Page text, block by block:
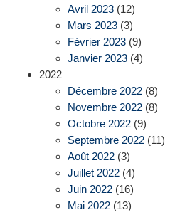
Avril 2023 (12)
Mars 2023 (3)
Février 2023 (9)
Janvier 2023 (4)
2022
Décembre 2022 (8)
Novembre 2022 (8)
Octobre 2022 (9)
Septembre 2022 (11)
Août 2022 (3)
Juillet 2022 (4)
Juin 2022 (16)
Mai 2022 (13)